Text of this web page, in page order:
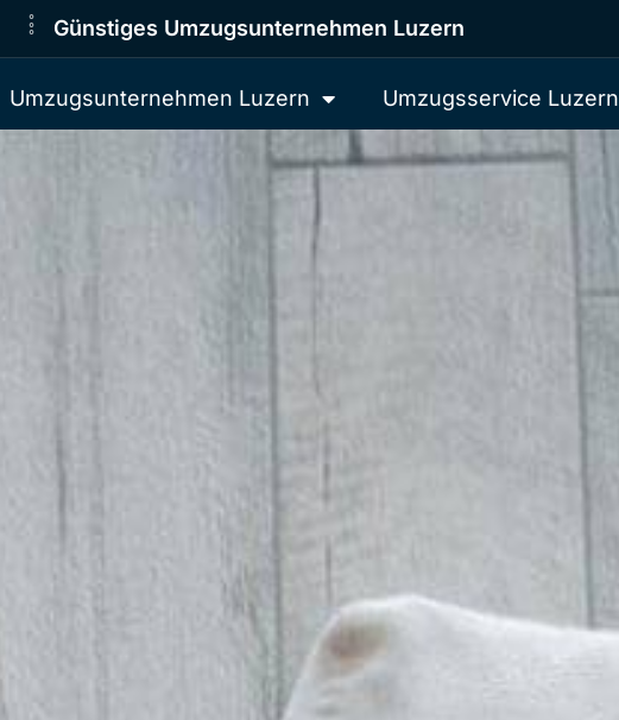
Günstiges Umzugsunternehmen Luzern
Umzugsunternehmen Luzern Umzugsservice Luzern